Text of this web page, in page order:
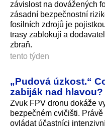
závislost na dovážených
zásadní bezpečnostní
fosilních zdrojů je
trasy zablokují a
zbraň.
tento týden
„Pudová úzkost.“
zabiják nad hlavou?
Zvuk FPV dronu dokáže
bezpečném cvičišti.
ovládat účastníci